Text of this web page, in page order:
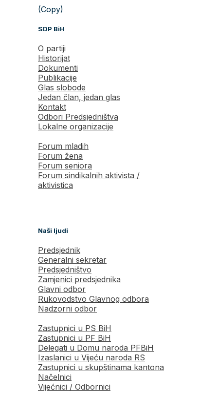
(Copy)
SDP BiH
O partiji
Historijat
Dokumenti
Publikacije
Glas slobode
Jedan član, jedan glas
Kontakt
Odbori Predsjedništva
Lokalne organizacije
Forum mladih
Forum žena
Forum seniora
Forum sindikalnih aktivista /
aktivistica
Naši ljudi
Predsjednik
Generalni sekretar
Predsjedništvo
Zamjenici predsjednika
Glavni odbor
Rukovodstvo Glavnog odbora
Nadzorni odbor
Zastupnici u PS BiH
Zastupnici u PF BiH
Delegati u Domu naroda PFBiH
Izaslanici u Vijeću naroda RS
Zastupnici u skupštinama kantona
Načelnici
Vijećnici / Odbornici